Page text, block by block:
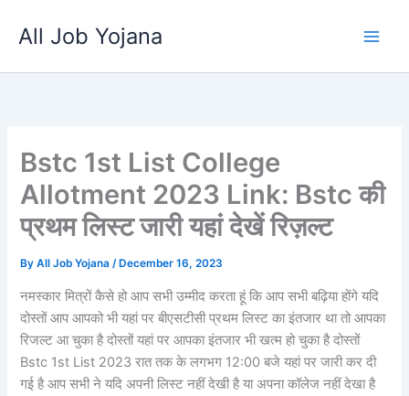
All Job Yojana
Bstc 1st List College
Allotment 2023 Link: Bstc की
प्रथम लिस्ट जारी यहां देखें रिज़ल्ट
ByAll Job Yojana/ December 16, 2023
नमस्कार मित्रों कैसे हो आप सभी उम्मीद करता हूं कि आप सभी बढ़िया होंगे यदि
दोस्तों आप आपको भी यहां पर बीएसटीसी प्रथम लिस्ट का इंतजार था तो आपका
रिजल्ट आ चुका है दोस्तों यहां पर आपका इंतजार भी खत्म हो चुका है दोस्तों
Bstc 1st List 2023 रात तक के लगभग 12:00 बजे यहां पर जारी कर दी
गई है आप सभी ने यदि अपनी लिस्ट नहीं देखी है या अपना कॉलेज नहीं देखा है